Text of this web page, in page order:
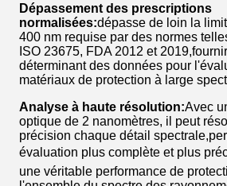
Dépassement des prescriptions
normalisées:dépasse de loin la
400 nm requise par des normes
ISO 23675, FDA 2012 et
déterminant des données pour
matériaux de protection à large
Analyse à haute résolution:Avec
optique de 2 nanomètres, il peut
précision chaque détail
évaluation plus complète et plus
une véritable performance de